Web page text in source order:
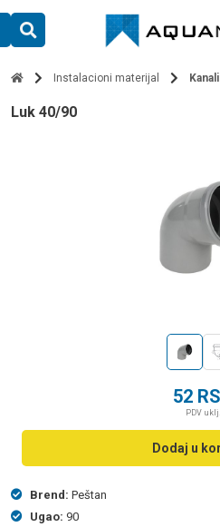
content
Instalacioni materijal
luk 40/90
52
PDV uklj.
Dodaj u
Brend: Peštan
Ugao: 90